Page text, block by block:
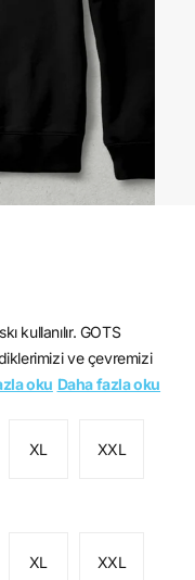
kullanılır. GOTS
ve çevremizi
oku Daha fazla oku
XL XXL
XL XXL